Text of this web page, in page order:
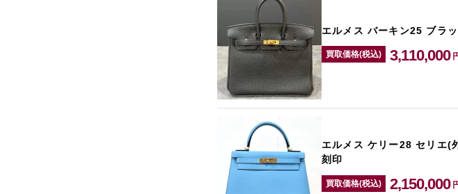
エルメス バーキン25 ブラ
買取価格(税込) 3,110,000
エルメス ケリー28 セリエ(
刻印
買取価格(税込) 2,150,000